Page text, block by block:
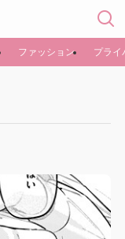
ファッション プライ